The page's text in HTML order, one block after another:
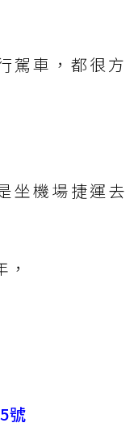
駕車，都很方
坐機場捷運去
號